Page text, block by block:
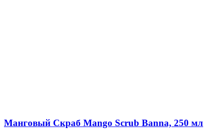
Манговый Скраб Mango Scrub Banna, 250 мл